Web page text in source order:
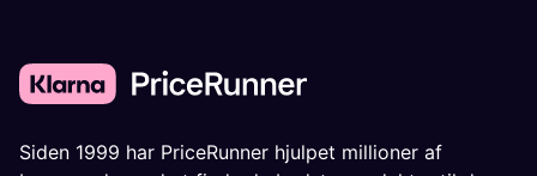
Siden 1999 har PriceRunner hjulpet millioner af